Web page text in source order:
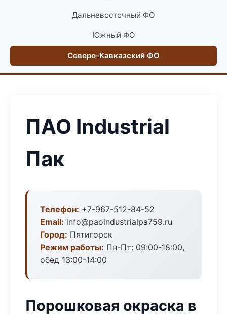
Дальневосточный ФО
Южный ФО
Северо-Кавказский ФО
ПАО Industrial
Пак
Телефон: +7-967-512-84-52
Email: info@paoindustrialpa759.ru
Город: Пятигорск
Режим работы: Пн-Пт: 09:00-18:00,
обед 13:00-14:00
Порошковая окраска в